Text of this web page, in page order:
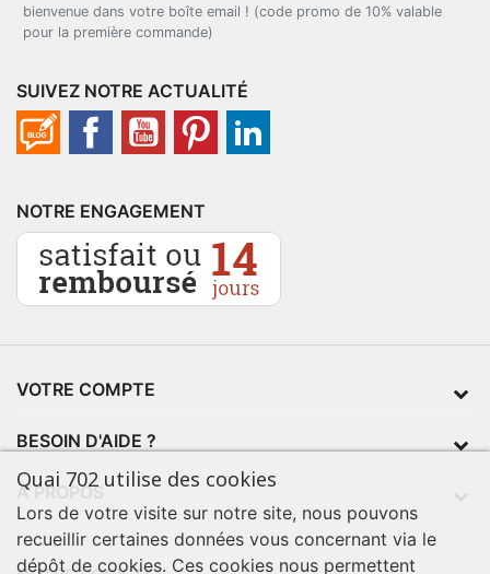
bienvenue dans votre boîte email ! (code promo de 10% valable
pour la première commande)
SUIVEZ NOTRE ACTUALITÉ
NOTRE ENGAGEMENT
VOTRE COMPTE
BESOIN D'AIDE ?
À PROPOS
Quai 702 utilise des cookies
Lors de votre visite sur notre site, nous pouvons
recueillir certaines données vous concernant via le
dépôt de cookies. Ces cookies nous permettent